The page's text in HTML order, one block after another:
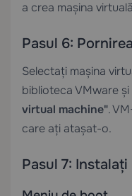
a crea mașina
Pasul 6:
Selectați mașina
biblioteca VMware
virtual machine".
care ați atașat-o.
Pasul 7: